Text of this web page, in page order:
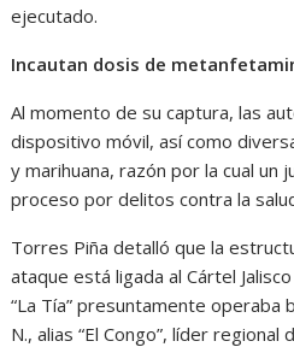
ejecutado.
Incautan dosis de
Al momento de su captura, las
dispositivo móvil, así como
y marihuana, razón por la cual un
proceso por delitos contra la
Torres Piña detalló que la
ataque está ligada al Cártel
“La Tía” presuntamente
N., alias “El Congo”, líder